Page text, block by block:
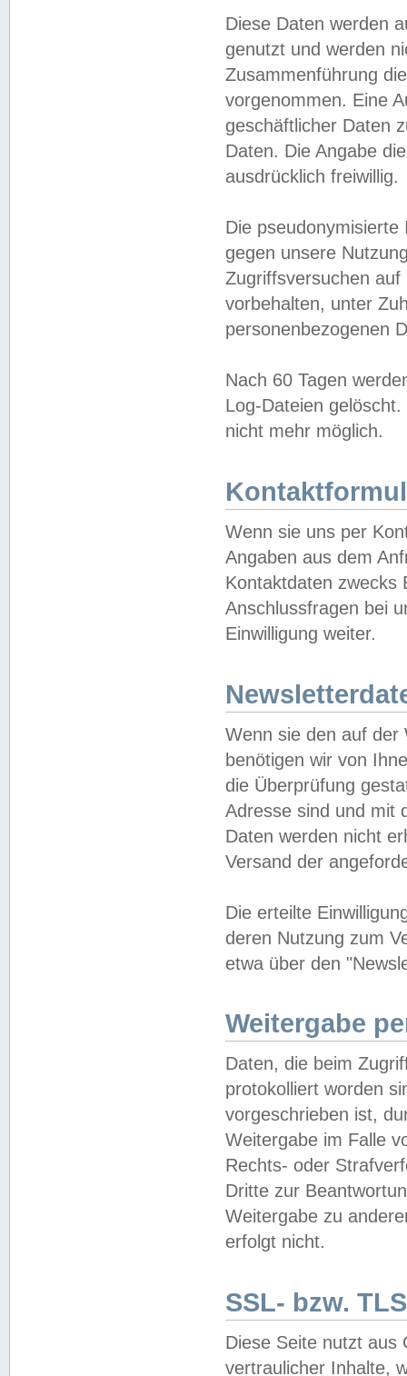
Diese Daten werden
genutzt und werden
Zusammenführung
vorgenommen. Eine
geschäftlicher Daten
Daten. Die Angabe
ausdrücklich freiwillig.
Die
gegen unsere
Zugriffsversuchen
vorbehalten, unter
personenbezogenen
Nach 60 Tagen
Log-Dateien
nicht mehr möglich.
Wenn sie uns per
Angaben aus dem
Kontaktdaten zwecks
Anschlussfragen bei
Einwilligung weiter.
Wenn sie den auf der
benötigen wir von
die Überprüfung
Adresse sind und mit
Daten werden nicht
Versand der
Die erteilte
deren Nutzung zum
etwa über den
Weitergabe
Daten, die beim
protokolliert worden
vorgeschrieben ist,
Weitergabe im Falle
Rechts- oder
Dritte zur
Weitergabe zu
erfolgt nicht.
SSL- bzw.
Diese Seite nutzt aus
vertraulicher Inhalte,